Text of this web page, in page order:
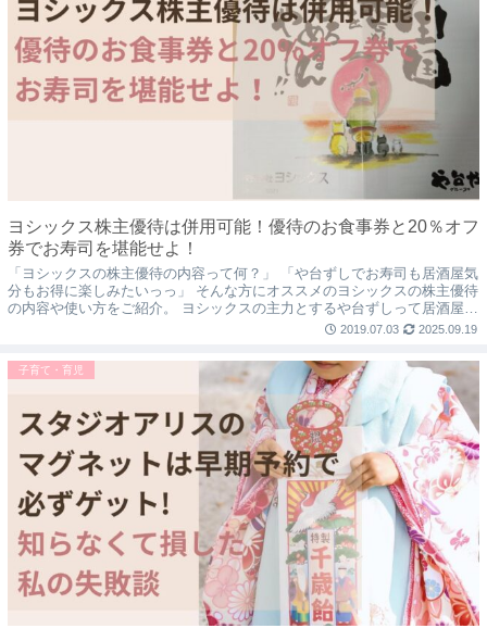
ヨシックス株主優待は併用可能！優待のお食事券と20％オフ
券でお寿司を堪能せよ！
「ヨシックスの株主優待の内容って何？」 「や台ずしでお寿司も居酒屋気
分もお得に楽しみたいっっ」 そんな方にオススメのヨシックスの株主優待
の内容や使い方をご紹介。 ヨシックスの主力とするや台ずしって居酒屋で
2019.07.03 2025.09.19
子育て・育児